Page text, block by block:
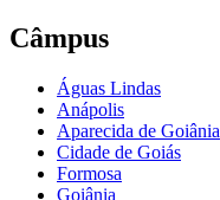
Câmpus
Águas Lindas
Anápolis
Aparecida de Goiânia
Cidade de Goiás
Formosa
Goiânia